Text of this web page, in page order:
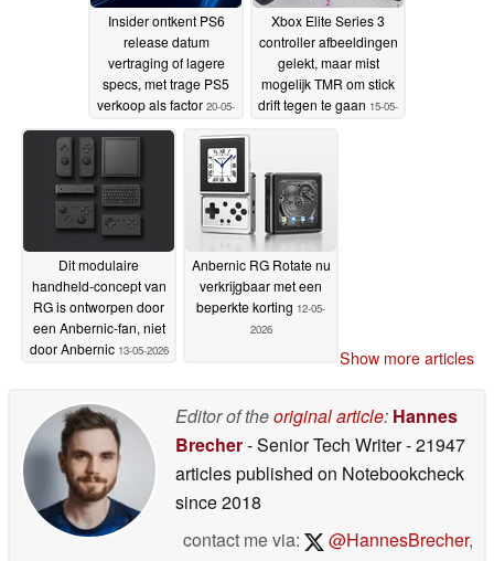
Insider ontkent PS6
release datum
vertraging of lagere
specs, met trage PS5
verkoop als factor 20-05-
2026
Xbox Elite Series 3
controller afbeeldingen
gelekt, maar mist
mogelijk TMR om stick
drift tegen te gaan 15-05-
Dit modulaire
handheld-concept van
RG is ontworpen door
een Anbernic-fan, niet
door Anbernic 13-05-2026
Anbernic RG Rotate nu
verkrijgbaar met een
beperkte korting 12-05-
2026
Show more articles
Editor of theoriginal article: Hannes
Brecher- Senior Tech Writer- 21947
articles published on Notebookcheck
since 2018
contact me via:
@HannesBrecher,